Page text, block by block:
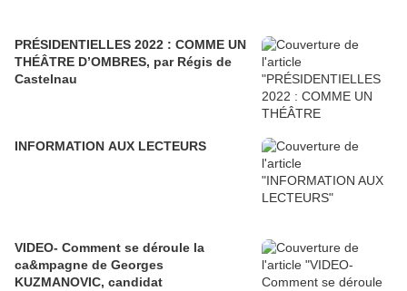
PRÉSIDENTIELLES 2022 : COMME UN
THÉÂTRE D’OMBRES, par Régis de
Castelnau
INFORMATION AUX LECTEURS
VIDEO- Comment se déroule la
ca&mpagne de Georges
KUZMANOVIC, candidat